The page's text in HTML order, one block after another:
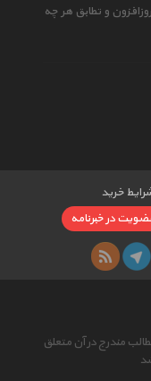
و تطابق هر چه
خرید
در خبرنامه
مندرج در آن متعلق